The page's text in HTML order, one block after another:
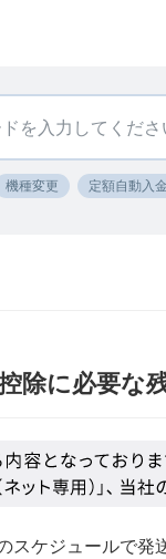
機種変更 定額自動入金
除に必要な
ケジュールで発